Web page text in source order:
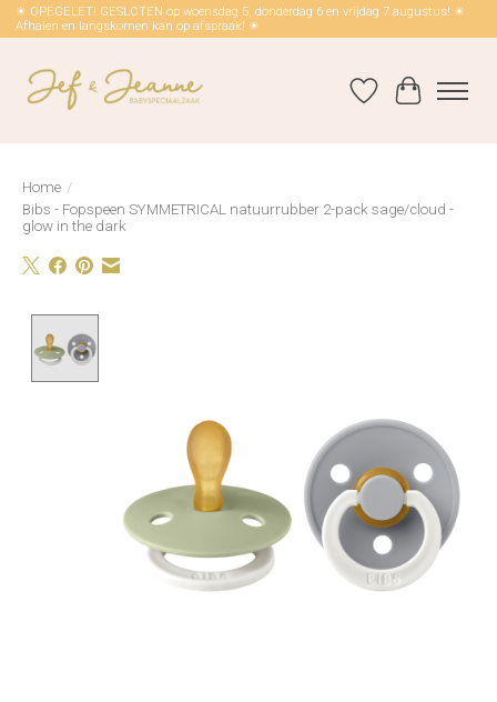
☀ OPEGELET! GESLOTEN op woensdag 5, donderdag 6 en vrijdag 7 augustus! ☀
Afhalen en langskomen kan op afspraak! ☀
Verlanglijst
Home /
Bibs - Fopspeen SYMMETRICAL natuurrubber 2-pack sage/cloud -
glow in the dark